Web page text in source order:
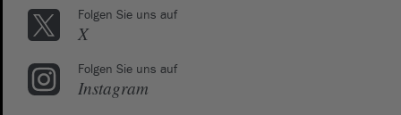
Folgen Sie uns auf
X
Folgen Sie uns auf
Instagram